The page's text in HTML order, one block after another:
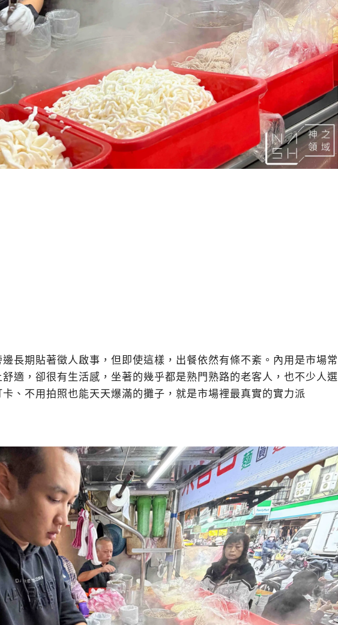
長期貼著徵人啟事，但即使這樣，出餐依然有條不紊。內用是市場常
適，卻很有生活感，坐著的幾乎都是熟門熟路的老客人，也不少人選
、不用拍照也能天天爆滿的攤子，就是市場裡最真實的實力派